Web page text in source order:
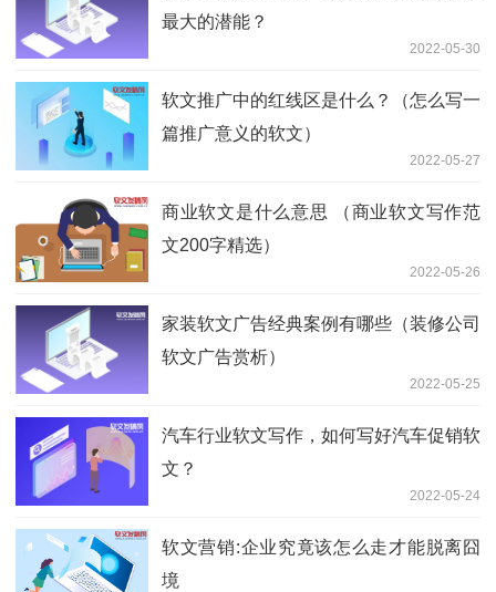
最大的潜能？
2022-05-30
软文推广中的红线区是什么？（怎么写一
篇推广意义的软文）
2022-05-27
商业软文是什么意思 （商业软文写作范
文200字精选）
2022-05-26
家装软文广告经典案例有哪些（装修公司
软文广告赏析）
2022-05-25
汽车行业软文写作，如何写好汽车促销软
文？
2022-05-24
软文营销:企业究竟该怎么走才能脱离囧
境